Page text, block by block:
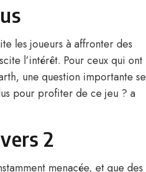
les joueurs à affronter des
l’intérêt. Pour ceux qui ont
une question importante se
pour profiter de ce jeu ? a
2
menacée, et que des